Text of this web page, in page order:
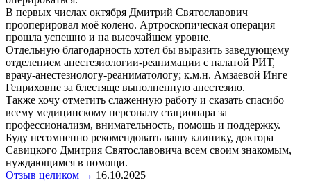
В первых числах октября Дмитрий Святославович
прооперировал моё колено. Артроскопическая операция
прошла успешно и на высочайшем уровне.
Отдельную благодарность хотел бы выразить заведующему
отделением анестезиологии-реанимации с палатой РИТ,
врачу-анестезиологу-реаниматологу; к.м.н. Амзаевой Инге
Генриховне за блестяще выполненную анестезию.
Также хочу отметить слаженную работу и сказать спасибо
всему медицинскому персоналу стационара за
профессионализм, внимательность, помощь и поддержку.
Буду несомненно рекомендовать вашу клинику, доктора
Савицкого Дмитрия Святославовича всем своим знакомым,
нуждающимся в помощи.
Отзыв целиком → 16.10.2025